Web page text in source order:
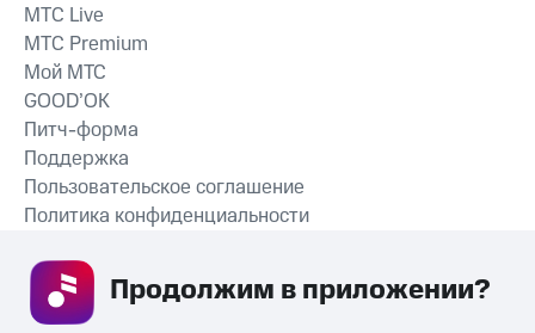
СКАЧАТЬ ПРИЛОЖЕНИЕ
MTС Live
MTС Premium
Мой МТС
GOOD’OK
Питч-форма
Поддержка
Пользовательское соглашение
Политика конфиденциальности